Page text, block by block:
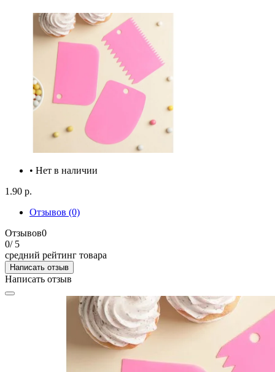
• Нет в наличии
1.90 р.
Отзывов (0)
Отзывов0
0/ 5
средний рейтинг товара
Написать отзыв
Написать отзыв